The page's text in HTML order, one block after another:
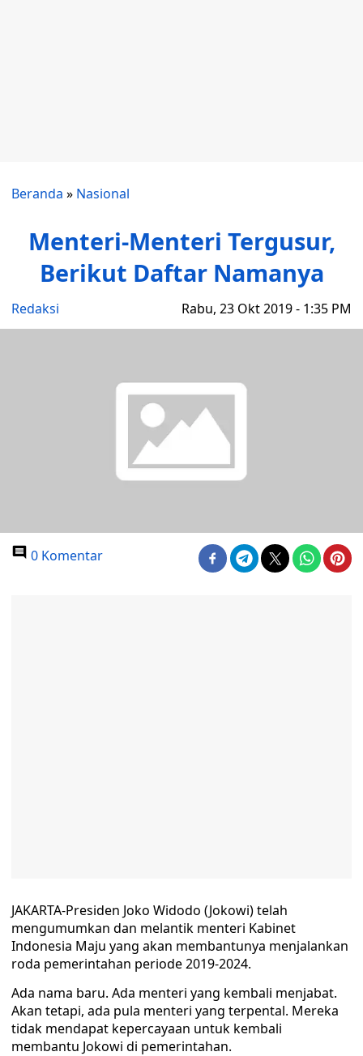
Beranda » Nasional
Menteri-Menteri Tergusur,
Berikut Daftar Namanya
Redaksi Rabu, 23 Okt 2019 - 1:35 PM
0 Komentar
JAKARTA-Presiden Joko Widodo (Jokowi) telah
mengumumkan dan melantik menteri Kabinet
Indonesia Maju yang akan membantunya menjalankan
roda pemerintahan periode 2019-2024.
Ada nama baru. Ada menteri yang kembali menjabat.
Akan tetapi, ada pula menteri yang terpental. Mereka
tidak mendapat kepercayaan untuk kembali
membantu Jokowi di pemerintahan.